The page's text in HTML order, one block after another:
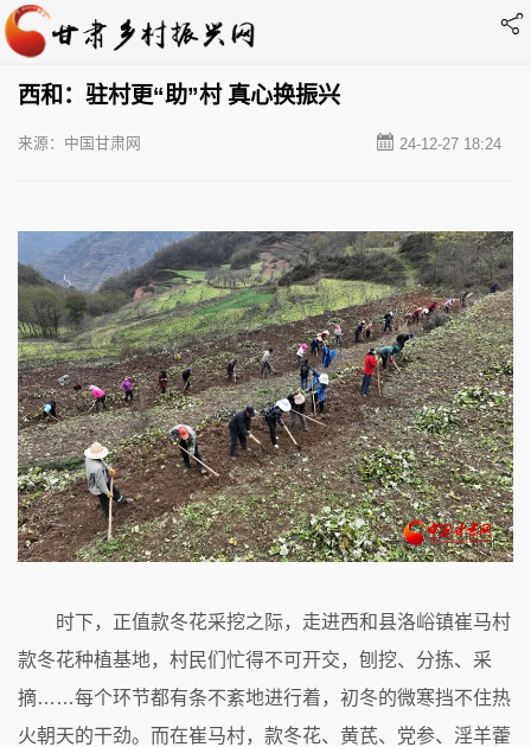
西和：驻村更“助”村 真心换振兴
24-12-27 18:24
来源：中国甘肃网
时下，正值款冬花采挖之际，走进西和县洛峪镇崔马村
款冬花种植基地，村民们忙得不可开交，刨挖、分拣、采
摘……每个环节都有条不紊地进行着，初冬的微寒挡不住热
火朝天的干劲。而在崔马村，款冬花、黄芪、党参、淫羊藿